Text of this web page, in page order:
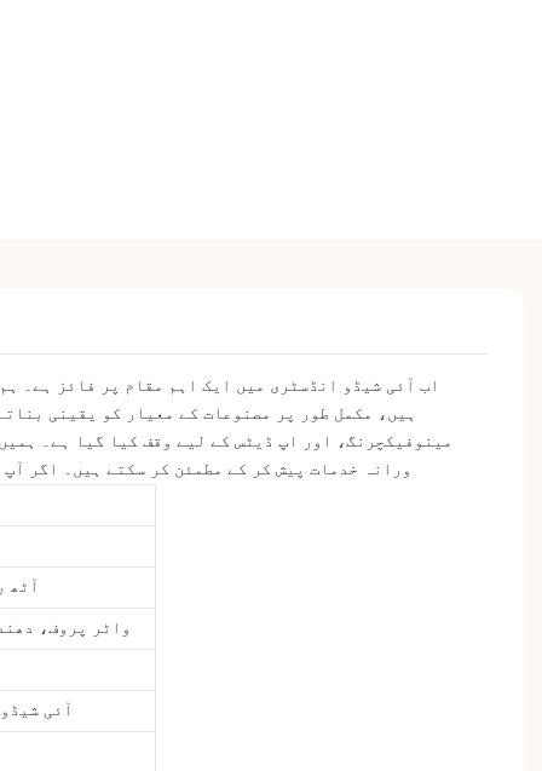
ہیں، مکمل طور پر مصنوعات کے معیار کو یقینی
ورانہ خدمات پیش کر کے مطمئن کر سکتے ہیں۔ اگر
آٹھ
واٹر پروف،
آئی